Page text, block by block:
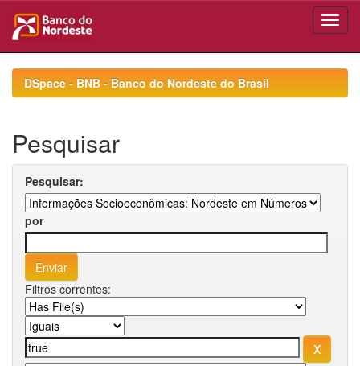
navigationDSpace - BNB - Banco do Nordeste do Brasil
Pesquisar
Pesquisar:
por
Filtros correntes: